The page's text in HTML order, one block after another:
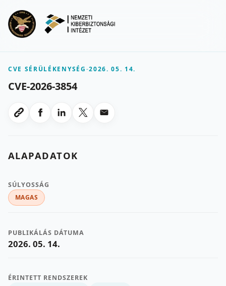
CVE SÉRÜLÉKENYSÉG-2026. 05. 14.
CVE-2026-3854
Link masolasa
Megosztas Facebookon
Megosztas LinkedInen
Megosztas X-en
Megosztas emailben
ALAPADATOK
SÚLYOSSÁG
MAGAS
PUBLIKÁLÁS DÁTUMA
2026. 05. 14.
ÉRINTETT RENDSZEREK